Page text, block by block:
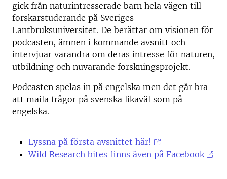
gick från naturintresserade barn hela vägen till
forskarstuderande på Sveriges
Lantbruksuniversitet. De berättar om visionen för
podcasten, ämnen i kommande avsnitt och
intervjuar varandra om deras intresse för naturen,
utbildning och nuvarande forskningsprojekt.
Podcasten spelas in på engelska men det går bra
att maila frågor på svenska likaväl som på
engelska.
Lyssna på första avsnittet här!
Wild Research bites finns även på Facebook